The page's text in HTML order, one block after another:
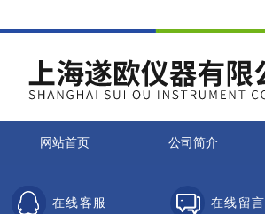
网站首页 公司简介
在线客服 在线留言